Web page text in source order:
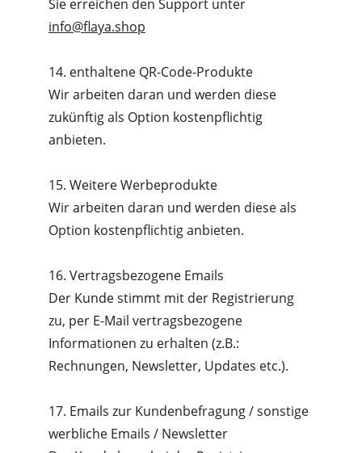
Sie erreichen den Support unter
info@flaya.shop
14. enthaltene QR-Code-Produkte
Wir arbeiten daran und werden diese
zukünftig als Option kostenpflichtig
anbieten.
15. Weitere Werbeprodukte
Wir arbeiten daran und werden diese als
Option kostenpflichtig anbieten.
16. Vertragsbezogene Emails
Der Kunde stimmt mit der Registrierung
zu, per E-Mail vertragsbezogene
Informationen zu erhalten (z.B.:
Rechnungen, Newsletter, Updates etc.).
17. Emails zur Kundenbefragung / sonstige
werbliche Emails / Newsletter